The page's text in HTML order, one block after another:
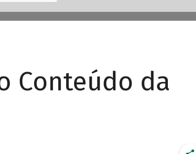
Conteúdo da